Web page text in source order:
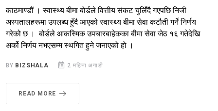
काठमाण्डौं । स्वास्थ्य बीमा बोर्डले वित्तीय संकट चुलिँदै गएपछि निजी
अस्पतालहरूमा उपलब्ध हुँदै आएको स्वास्थ्य बीमा सेवा कटौती गर्ने निर्णय
गरेको छ । बोर्डले आकस्मिक उपचारबाहेकका बीमा सेवा जेठ १६ गतेदेखि
अर्को निर्णय नभएसम्म स्थगित हुने जनाएको हो ।
BY BIZSHALA 2 महिना अगाडी
READ MORE